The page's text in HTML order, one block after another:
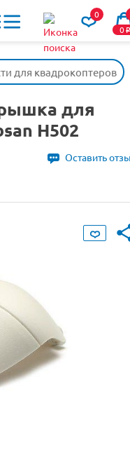
0
0o
для квадрокоптеров
для
H502
Оставить